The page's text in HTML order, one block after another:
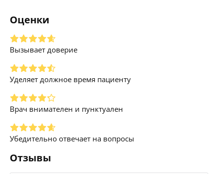
Оценки
Вызывает доверие
Уделяет должное время пациенту
Врач внимателен и пунктуален
Убедительно отвечает на вопросы
Отзывы